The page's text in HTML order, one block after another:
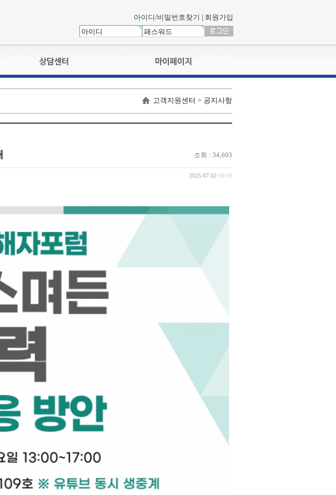
아이디/비밀번호찾기 회원가입
상담접수
나의신청내역
교육영상강의실
나의활동내역
나의 연회비
고객지원센터 > 공지사항
조회 : 34,603
2025.07.02 09:09